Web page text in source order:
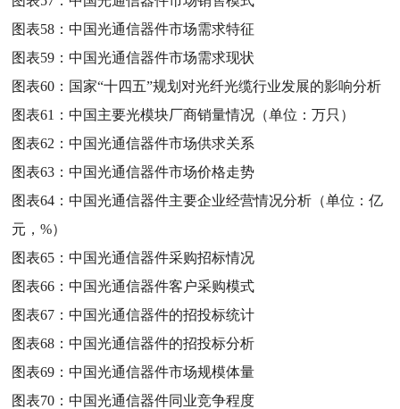
图表58：中国光通信器件市场需求特征
图表59：中国光通信器件市场需求现状
图表60： 国家“十四五”规划对光纤光缆行业发展的影响分析
图表61：中国主要光模块厂商销量情况（单位：万只）
图表62：中国光通信器件市场供求关系
图表63：中国光通信器件市场价格走势
图表64：中国光通信器件主要企业经营情况分析（单位：亿
元，%）
图表65：中国光通信器件采购招标情况
图表66：中国光通信器件客户采购模式
图表67：中国光通信器件的招投标统计
图表68：中国光通信器件的招投标分析
图表69：中国光通信器件市场规模体量
图表70：中国光通信器件同业竞争程度